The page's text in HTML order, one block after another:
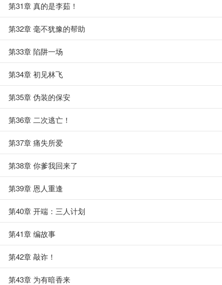
第31章 真的是李茹！
第32章 毫不犹豫的帮助
第33章 陷阱一场
第34章 初见林飞
第35章 伪装的保安
第36章 二次逃亡！
第37章 痛失所爱
第38章 你爹我回来了
第39章 恩人重逢
第40章 开端：三人计划
第41章 编故事
第42章 敲诈！
第43章 为有暗香来